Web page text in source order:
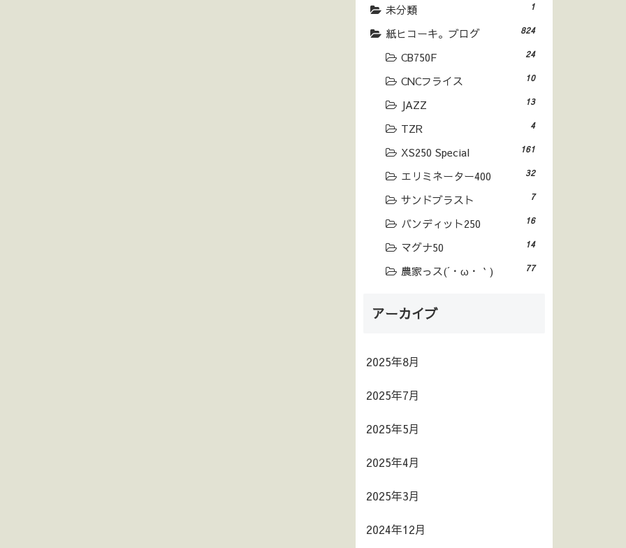
未分類 1
紙ヒコーキ。ブログ 824
CB750F 24
CNCフライス 10
JAZZ 13
TZR 4
XS250 Special 161
エリミネーター400 32
サンドブラスト 7
バンディット250 16
マグナ50 14
農家っス(´・ω・｀) 77
アーカイブ
2025年8月
2025年7月
2025年5月
2025年4月
2025年3月
2024年12月